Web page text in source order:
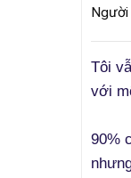
Tôi
với
90%